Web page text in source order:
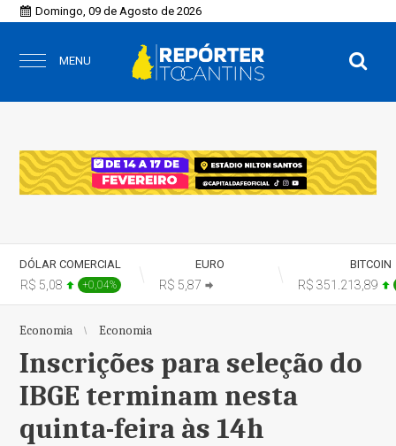
Domingo, 09 de Agosto de 2026
MENU
DÓLAR COMERCIAL
R$ 5,08 +0,04%
EURO
R$ 5,87
BITCOIN
R$ 351.213,89
Economia Economia
Inscrições para seleção do
IBGE terminam nesta
quinta-feira às 14h